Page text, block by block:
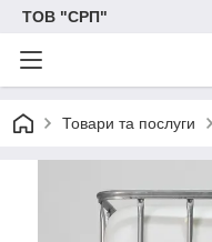
ТОВ "СРП"
Товари та послуги